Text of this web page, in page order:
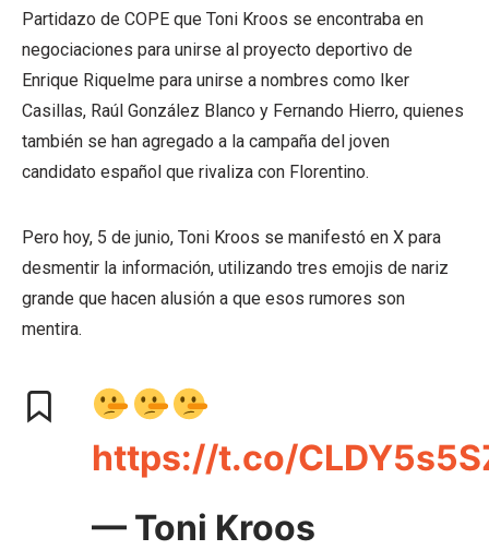
Partidazo de COPE que Toni Kroos se encontraba en
negociaciones para unirse al proyecto deportivo de
Enrique Riquelme para unirse a nombres como Iker
Casillas, Raúl González Blanco y Fernando Hierro, quienes
también se han agregado a la campaña del joven
candidato español que rivaliza con Florentino.
Pero hoy, 5 de junio, Toni Kroos se manifestó en X para
desmentir la información, utilizando tres emojis de nariz
grande que hacen alusión a que esos rumores son
mentira.
https://t.co/
— Toni Kroos